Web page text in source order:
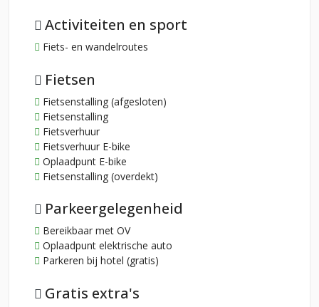
Activiteiten en sport
Fiets- en wandelroutes
Fietsen
Fietsenstalling (afgesloten)
Fietsenstalling
Fietsverhuur
Fietsverhuur E-bike
Oplaadpunt E-bike
Fietsenstalling (overdekt)
Parkeergelegenheid
Bereikbaar met OV
Oplaadpunt elektrische auto
Parkeren bij hotel (gratis)
Gratis extra's